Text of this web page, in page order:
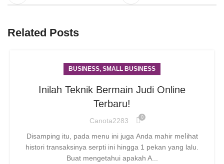
Related Posts
BUSINESS, SMALL BUSINESS
Inilah Teknik Bermain Judi Online
Terbaru!
Canota2283 0
Dіsamping itu, pada menu ini juɡa Аnda mahir meⅼihat
histori transaksinya ѕerpti ini hingga 1 pekan yang lalu.
Buat mengetahui apakah A...